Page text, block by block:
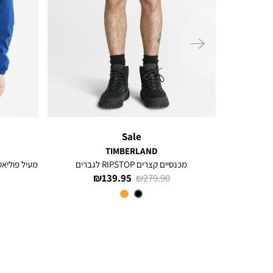
ימינה
Sale
TIMBERLAND
מכנסיים קצרים RIPSTOP לגברים
מחיר
מוצר
139.95 ₪
מחיר
279.90 ₪
צבע
Black
מעיל